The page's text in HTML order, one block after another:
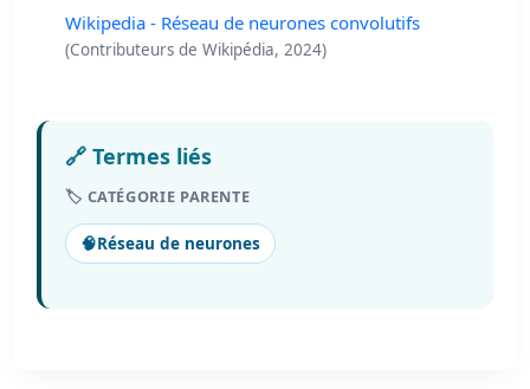
Wikipedia - Réseau de neurones convolutifs
(Contributeurs de Wikipédia, 2024)
🔗 Termes liés
🏷️ CATÉGORIE PARENTE
🧠Réseau de neurones